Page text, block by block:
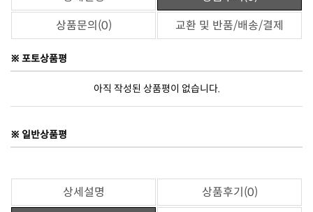
상품문의(0)
교환 및 반품/배송/결제
※ 포토상품평
아직 작성된 상품평이 없습니다.
※ 일반상품평
상세설명
상품후기(0)